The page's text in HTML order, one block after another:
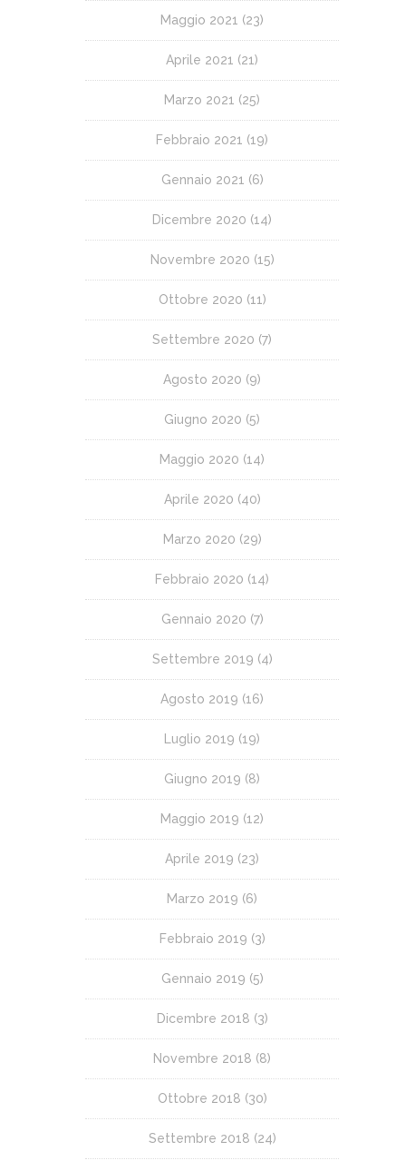
Maggio 2021 (23)
Aprile 2021 (21)
Marzo 2021 (25)
Febbraio 2021 (19)
Gennaio 2021 (6)
Dicembre 2020 (14)
Novembre 2020 (15)
Ottobre 2020 (11)
Settembre 2020 (7)
Agosto 2020 (9)
Giugno 2020 (5)
Maggio 2020 (14)
Aprile 2020 (40)
Marzo 2020 (29)
Febbraio 2020 (14)
Gennaio 2020 (7)
Settembre 2019 (4)
Agosto 2019 (16)
Luglio 2019 (19)
Giugno 2019 (8)
Maggio 2019 (12)
Aprile 2019 (23)
Marzo 2019 (6)
Febbraio 2019 (3)
Gennaio 2019 (5)
Dicembre 2018 (3)
Novembre 2018 (8)
Ottobre 2018 (30)
Settembre 2018 (24)